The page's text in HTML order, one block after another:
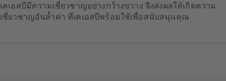
เคเอสบีมีความเชี่ยวชาญอย่างกว้างขวาง จึงส่งผลให้เกิดความ
เชี่ยวชาญอันล้ำค่า ที่เคเอสบีพร้อมใช้เพื่อสนับสนุนคุณ